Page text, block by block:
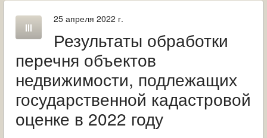
ОФИЦИАЛЬНЫЙ ВЕСТНИК БОДАЙБО
МУНИЦИПАЛЬНЫЕ УСЛУГИ
ОБРАЩЕНИЯ ГРАЖДАН
ГРАДОСТРОИТЕЛЬНАЯ ДЕЯТЕЛЬНОСТЬ
25 апреля 2022 г.
Результаты обработки
перечня объектов
недвижимости, подлежащих
государственной кадастровой
оценке в 2022 году